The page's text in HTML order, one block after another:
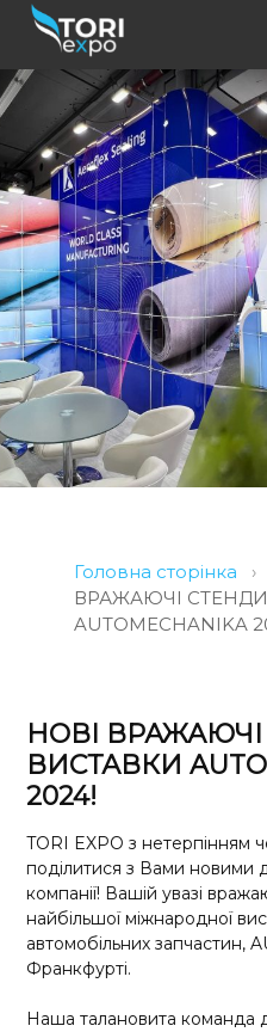
Головна сторінка ›
ВРАЖАЮЧІ
AUTOMECHANIKA
НОВІ
ВИСТАВКИ
2024!
TORI EXPO з нетерпінням
поділитися з Вами новими
компанії! Вашій увазі
найбільшої міжнародної
автомобільних запчастин,
Франкфурті.
Наша талановита команда